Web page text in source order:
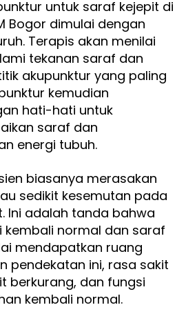
untuk saraf kejepit di
Bogor dimulai dengan
Terapis akan menilai
tekanan saraf dan
akupunktur yang paling
kemudian
hati-hati untuk
saraf dan
energi tubuh.
biasanya merasakan
sedikit kesemutan pada
Ini adalah tanda bahwa
kembali normal dan saraf
mendapatkan ruang
pendekatan ini, rasa sakit
berkurang, dan fungsi
kembali normal.